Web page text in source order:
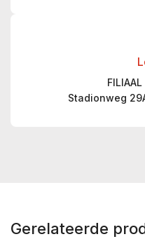
Stadionweg
Gerelateerde